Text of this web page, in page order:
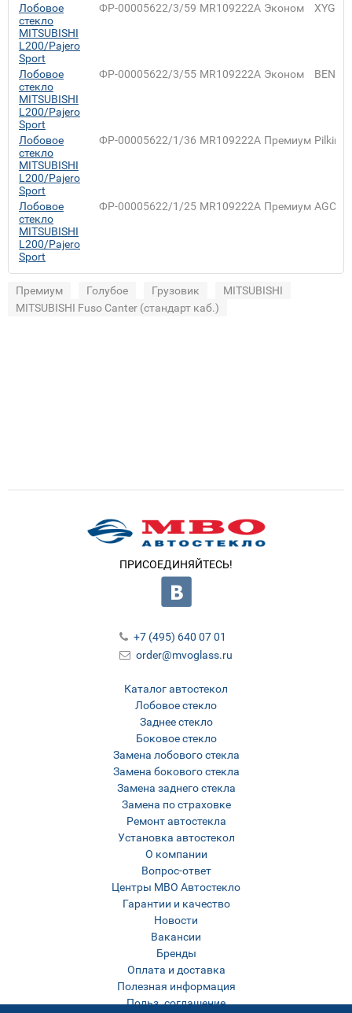
Лобовое
стекло
MITSUBISHI
L200/Pajero
Sport
ФР-00005622/3/59 MR109222A Эконом XYG
Лобовое
стекло
MITSUBISHI
L200/Pajero
Sport
ФР-00005622/3/55 MR109222A Эконом
Лобовое
стекло
MITSUBISHI
L200/Pajero
Sport
ФР-00005622/1/36 MR109222A Премиум
Лобовое
стекло
MITSUBISHI
L200/Pajero
Sport
ФР-00005622/1/25 MR109222A Премиум AGC
Премиум Голубое Грузовик
MITSUBISHI
MITSUBISHI Fuso Canter (стандарт каб.)
ПРИСОЕДИНЯЙТЕСЬ!
Каталог автостекол
Лобовое стекло
Заднее стекло
Боковое стекло
Замена лобового стекла
Замена бокового стекла
Замена заднего стекла
Замена по страховке
Ремонт автостекла
Установка автостекол
О компании
Вопрос-ответ
Центры МВО Автостекло
Гарантии и качество
Новости
Вакансии
Бренды
Оплата и доставка
Полезная информация
Польз. соглашение
+7 (495) 640 07 01
order@mvoglass.ru